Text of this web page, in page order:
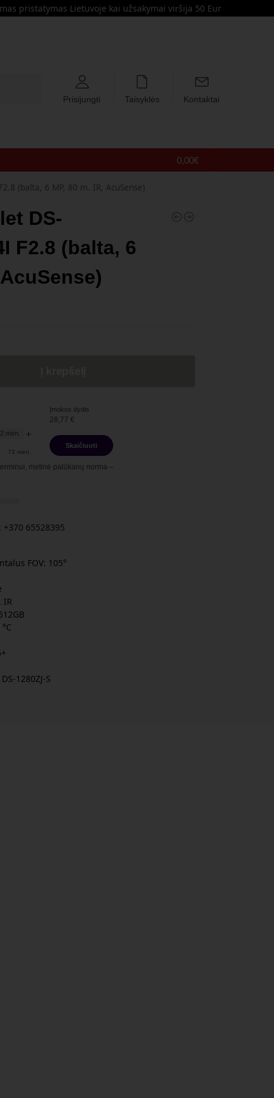
pristatymas Lietuvoje kai užsakymai viršija 50 Eur
Prisijungti Taisyklės Kontaktai
0,00€
(balta, 6 MP, 80 m. IR, AcuSense)
DS-
F2.8 (balta, 6
12 mėn. +
72 mėn.
Įmokos dydis
28,77 €
Skaičiuoti
palūkanų norma –13,90%, sutarties sudarymo mokestis -
+370 65528395
FOV: 105°
IR
1280ZJ-S